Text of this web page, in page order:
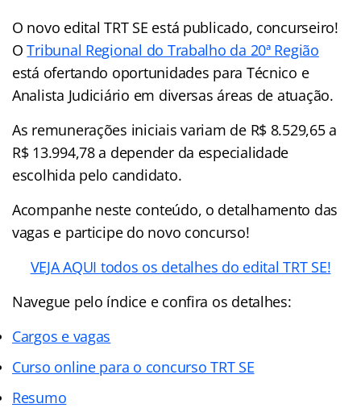
O novo edital TRT SE está publicado, concurseiro!
OTribunal Regional do Trabalho da 20ª Região
está ofertando oportunidades para Técnico e
Analista Judiciário em diversas áreas de atuação.
As remunerações iniciais variam de R$ 8.529,65 a
R$ 13.994,78 a depender da especialidade
escolhida pelo candidato.
Acompanhe neste conteúdo, o detalhamento das
vagas e participe do novo concurso!
VEJA AQUI todos os detalhes do edital TRT SE!
Navegue pelo índice e confira os detalhes:
Cargos e vagas
Curso online para o concurso TRT SE
Resumo